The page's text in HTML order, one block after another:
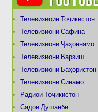
Телевизиоин Тоҷикистон
Телевизиони Сафина
Телевизиони Ҷаҳоннамо
Телевизиони Варзиш
Телевизиони Баҳористон
Телевизиони Синамо
Радиои Тоҷикистон
Садои Душанбе